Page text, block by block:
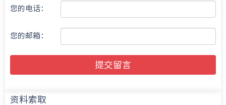
您的电话：
您的邮箱：
提交留言
资料索取